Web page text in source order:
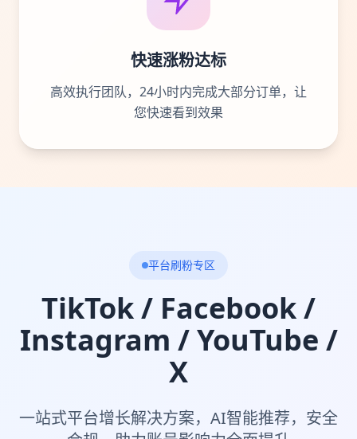
快速涨粉达标
高效执行团队，24小时内完成大部分订单，让
您快速看到效果
平台刷粉专区
TikTok / Facebook /
Instagram / YouTube /
X
一站式平台增长解决方案，AI智能推荐，安全